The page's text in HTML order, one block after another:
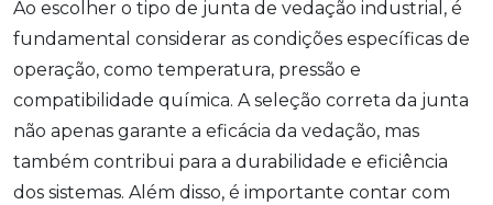
Ao escolher o tipo de junta de vedação industrial, é
fundamental considerar as condições específicas de
operação, como temperatura, pressão e
compatibilidade química. A seleção correta da junta
não apenas garante a eficácia da vedação, mas
também contribui para a durabilidade e eficiência
dos sistemas. Além disso, é importante contar com